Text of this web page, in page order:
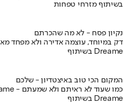
בשיתוף מזרחי טפחות
נקיון פסח - לא מה שהכרתם
דק במיוחד, עוצמה אדירה ולא מפחד
בשיתוף Dreame
המקום הכי טוב באיצטדיון - שלכם
המונדיאל עם מסכי Dreame - כמו שעוד לא ראיתם ולא שמעתם
בשיתוף Dreame